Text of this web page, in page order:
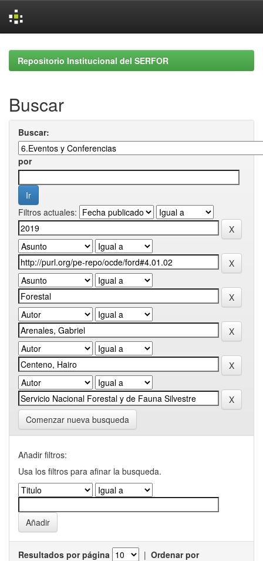
navigationRepositorio Institucional del SERFOR
Buscar
Buscar:
por
Filtros actuales:
Comenzar nueva busqueda
Añadir filtros:
Usa los filtros para afinar la busqueda.
Resultados por página | Ordenar por